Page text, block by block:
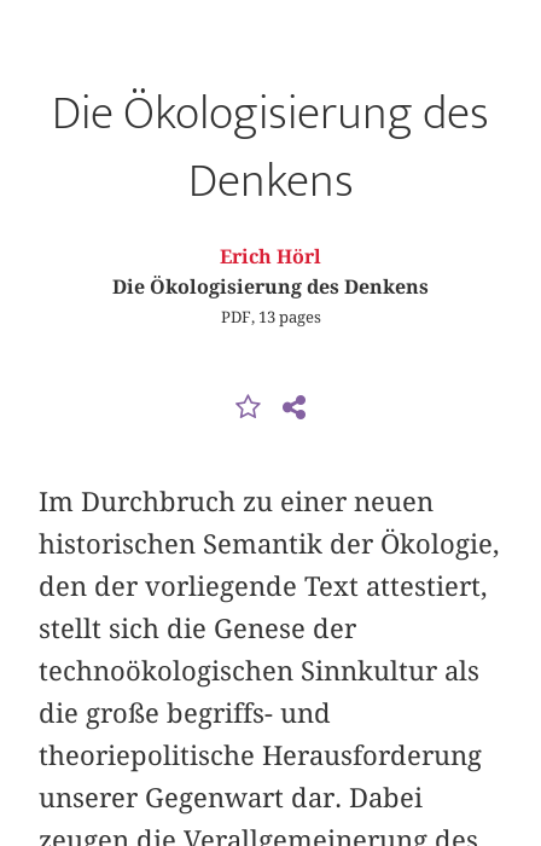
Die Ökologisierung des
Denkens
Erich Hörl
Die Ökologisierung des Denkens
PDF, 13 pages
Im Durchbruch zu einer neuen
historischen Semantik der Ökologie,
den der vorliegende Text attestiert,
stellt sich die Genese der
technoökologischen Sinnkultur als
die große begriffs- und
theoriepolitische Herausforderung
unserer Gegenwart dar. Dabei
zeugen die Verallgemeinerung des